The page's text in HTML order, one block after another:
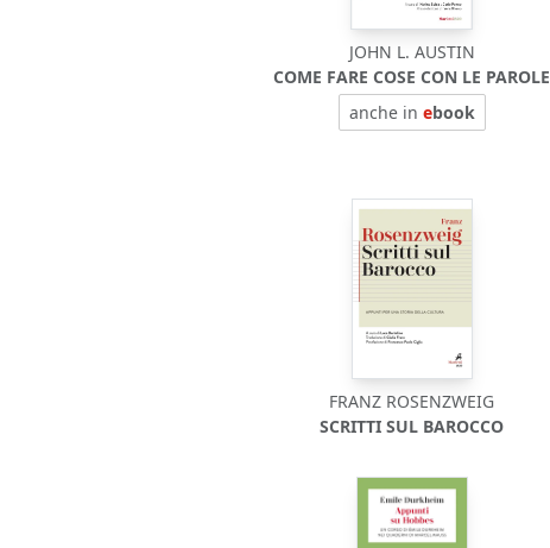
JOHN L. AUSTIN
COME FARE COSE CON LE PAROLE
anche in ebook
FRANZ ROSENZWEIG
SCRITTI SUL BAROCCO